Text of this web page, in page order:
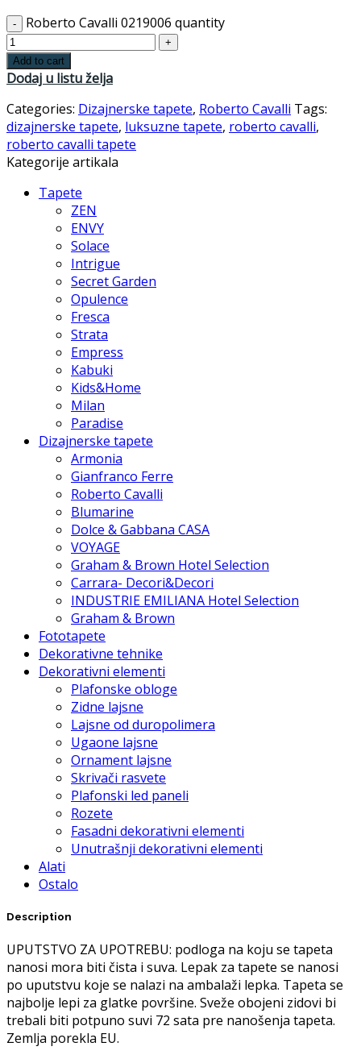
Roberto Cavalli 0219006 quantity
Add to cart
Dodaj u listu želja
Categories: Dizajnerske tapete, Roberto Cavalli Tags:
dizajnerske tapete, luksuzne tapete, roberto cavalli,
roberto cavalli tapete
Kategorije artikala
Tapete
ZEN
ENVY
Solace
Intrigue
Secret Garden
Opulence
Fresca
Strata
Empress
Kabuki
Kids&Home
Milan
Paradise
Dizajnerske tapete
Armonia
Gianfranco Ferre
Roberto Cavalli
Blumarine
Dolce & Gabbana CASA
VOYAGE
Graham & Brown Hotel Selection
Carrara- Decori&Decori
INDUSTRIE EMILIANA Hotel Selection
Graham & Brown
Fototapete
Dekorativne tehnike
Dekorativni elementi
Plafonske obloge
Zidne lajsne
Lajsne od duropolimera
Ugaone lajsne
Ornament lajsne
Skrivači rasvete
Plafonski led paneli
Rozete
Fasadni dekorativni elementi
Unutrašnji dekorativni elementi
Alati
Ostalo
Description
UPUTSTVO ZA UPOTREBU: podloga na koju se tapeta
nanosi mora biti čista i suva. Lepak za tapete se nanosi
po uputstvu koje se nalazi na ambalaži lepka. Tapeta se
najbolje lepi za glatke površine. Sveže obojeni zidovi bi
trebali biti potpuno suvi 72 sata pre nanošenja tapeta.
Zemlja porekla EU.